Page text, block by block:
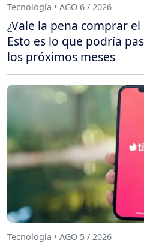
Tecnología • AGO 6 / 2026
¿Vale la pena comprar
Esto es lo que podría
los próximos meses
Tecnología • AGO 5 / 2026